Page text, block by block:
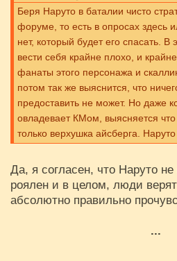
Беря Наруто в баталии чисто
форуме, то есть в опросах здесь
нет, который будет его спасать. В
вести себя крайне плохо, и
фанаты этого персонажа и
потом так же выяснится, что
предоставить не может. Но даже
овладевает КМом, выясняется
только верхушка айсберга.
мощи, а на страницах манги,
пока он заинтересован его
заинетерсован, даже Барион мод
от гибели. На секундочку...
Да, я согласен, что Наруто
роялен и в целом, люди
абсолютно правильно
...